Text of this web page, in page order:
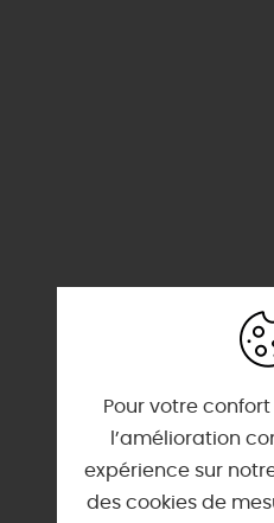
Pour votre
l’amélioration
expérience sur
des cookies de